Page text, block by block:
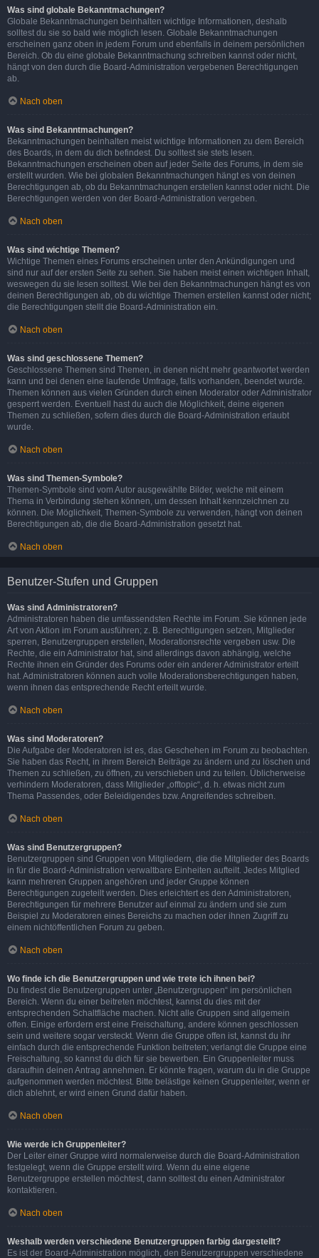
Was sind globale Bekanntmachungen?
Globale Bekanntmachungen beinhalten wichtige Informationen, deshalb
solltest du sie so bald wie möglich lesen. Globale Bekanntmachungen
erscheinen ganz oben in jedem Forum und ebenfalls in deinem persönlichen
Bereich. Ob du eine globale Bekanntmachung schreiben kannst oder nicht,
hängt von den durch die Board-Administration vergebenen Berechtigungen
ab.
Nach oben
Was sind Bekanntmachungen?
Bekanntmachungen beinhalten meist wichtige Informationen zu dem Bereich
des Boards, in dem du dich befindest. Du solltest sie stets lesen.
Bekanntmachungen erscheinen oben auf jeder Seite des Forums, in dem sie
erstellt wurden. Wie bei globalen Bekanntmachungen hängt es von deinen
Berechtigungen ab, ob du Bekanntmachungen erstellen kannst oder nicht. Die
Berechtigungen werden von der Board-Administration vergeben.
Nach oben
Was sind wichtige Themen?
Wichtige Themen eines Forums erscheinen unter den Ankündigungen und
sind nur auf der ersten Seite zu sehen. Sie haben meist einen wichtigen Inhalt,
weswegen du sie lesen solltest. Wie bei den Bekanntmachungen hängt es von
deinen Berechtigungen ab, ob du wichtige Themen erstellen kannst oder nicht;
die Berechtigungen stellt die Board-Administration ein.
Nach oben
Was sind geschlossene Themen?
Geschlossene Themen sind Themen, in denen nicht mehr geantwortet werden
kann und bei denen eine laufende Umfrage, falls vorhanden, beendet wurde.
Themen können aus vielen Gründen durch einen Moderator oder Administrator
gesperrt werden. Eventuell hast du auch die Möglichkeit, deine eigenen
Themen zu schließen, sofern dies durch die Board-Administration erlaubt
wurde.
Nach oben
Was sind Themen-Symbole?
Themen-Symbole sind vom Autor ausgewählte Bilder, welche mit einem
Thema in Verbindung stehen können, um dessen Inhalt kennzeichnen zu
können. Die Möglichkeit, Themen-Symbole zu verwenden, hängt von deinen
Berechtigungen ab, die die Board-Administration gesetzt hat.
Nach oben
Benutzer-Stufen und Gruppen
Was sind Administratoren?
Administratoren haben die umfassendsten Rechte im Forum. Sie können jede
Art von Aktion im Forum ausführen; z. B. Berechtigungen setzen, Mitglieder
sperren, Benutzergruppen erstellen, Moderationsrechte vergeben usw. Die
Rechte, die ein Administrator hat, sind allerdings davon abhängig, welche
Rechte ihnen ein Gründer des Forums oder ein anderer Administrator erteilt
hat. Administratoren können auch volle Moderationsberechtigungen haben,
wenn ihnen das entsprechende Recht erteilt wurde.
Nach oben
Was sind Moderatoren?
Die Aufgabe der Moderatoren ist es, das Geschehen im Forum zu beobachten.
Sie haben das Recht, in ihrem Bereich Beiträge zu ändern und zu löschen und
Themen zu schließen, zu öffnen, zu verschieben und zu teilen. Üblicherweise
verhindern Moderatoren, dass Mitglieder „offtopic“, d. h. etwas nicht zum
Thema Passendes, oder Beleidigendes bzw. Angreifendes schreiben.
Nach oben
Was sind Benutzergruppen?
Benutzergruppen sind Gruppen von Mitgliedern, die die Mitglieder des Boards
in für die Board-Administration verwaltbare Einheiten aufteilt. Jedes Mitglied
kann mehreren Gruppen angehören und jeder Gruppe können
Berechtigungen zugeteilt werden. Dies erleichtert es den Administratoren,
Berechtigungen für mehrere Benutzer auf einmal zu ändern und sie zum
Beispiel zu Moderatoren eines Bereichs zu machen oder ihnen Zugriff zu
einem nichtöffentlichen Forum zu geben.
Nach oben
Wo finde ich die Benutzergruppen und wie trete ich ihnen bei?
Du findest die Benutzergruppen unter „Benutzergruppen“ im persönlichen
Bereich. Wenn du einer beitreten möchtest, kannst du dies mit der
entsprechenden Schaltfläche machen. Nicht alle Gruppen sind allgemein
offen. Einige erfordern erst eine Freischaltung, andere können geschlossen
sein und weitere sogar versteckt. Wenn die Gruppe offen ist, kannst du ihr
einfach durch die entsprechende Funktion beitreten; verlangt die Gruppe eine
Freischaltung, so kannst du dich für sie bewerben. Ein Gruppenleiter muss
daraufhin deinen Antrag annehmen. Er könnte fragen, warum du in die Gruppe
aufgenommen werden möchtest. Bitte belästige keinen Gruppenleiter, wenn er
dich ablehnt, er wird einen Grund dafür haben.
Nach oben
Wie werde ich Gruppenleiter?
Der Leiter einer Gruppe wird normalerweise durch die Board-Administration
festgelegt, wenn die Gruppe erstellt wird. Wenn du eine eigene
Benutzergruppe erstellen möchtest, dann solltest du einen Administrator
kontaktieren.
Nach oben
Weshalb werden verschiedene Benutzergruppen farbig dargestellt?
Es ist der Board-Administration möglich, den Benutzergruppen verschiedene